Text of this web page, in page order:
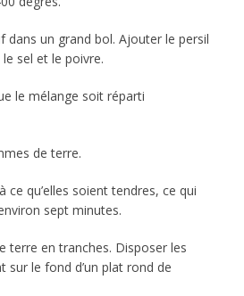
dans un grand bol. Ajouter le persil
sel et le poivre.
le mélange soit réparti
de terre.
ce qu’elles soient tendres, ce qui
sept minutes.
terre en tranches. Disposer les
sur le fond d’un plat rond de